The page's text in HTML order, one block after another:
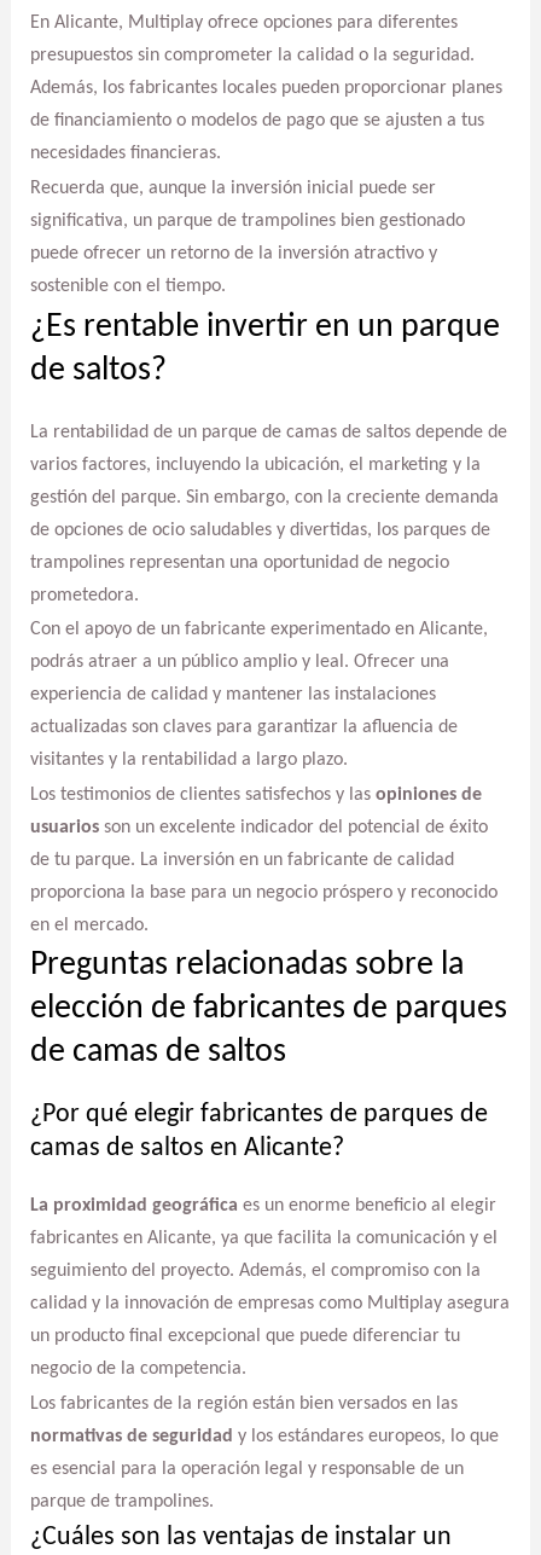
En Alicante, Multiplay ofrece opciones para diferentes
presupuestos sin comprometer la calidad o la seguridad.
Además, los fabricantes locales pueden proporcionar planes
de financiamiento o modelos de pago que se ajusten a tus
necesidades financieras.
Recuerda que, aunque la inversión inicial puede ser
significativa, un parque de trampolines bien gestionado
puede ofrecer un retorno de la inversión atractivo y
sostenible con el tiempo.
¿Es rentable invertir en un parque
de saltos?
La rentabilidad de un parque de camas de saltos depende de
varios factores, incluyendo la ubicación, el marketing y la
gestión del parque. Sin embargo, con la creciente demanda
de opciones de ocio saludables y divertidas, los parques de
trampolines representan una oportunidad de negocio
prometedora.
Con el apoyo de un fabricante experimentado en Alicante,
podrás atraer a un público amplio y leal. Ofrecer una
experiencia de calidad y mantener las instalaciones
actualizadas son claves para garantizar la afluencia de
visitantes y la rentabilidad a largo plazo.
Los testimonios de clientes satisfechos y las opiniones de
usuariosson un excelente indicador del potencial de éxito
de tu parque. La inversión en un fabricante de calidad
proporciona la base para un negocio próspero y reconocido
en el mercado.
Preguntas relacionadas sobre la
elección de fabricantes de parques
de camas de saltos
¿Por qué elegir fabricantes de parques de
camas de saltos en Alicante?
La proximidad geográfica es un enorme beneficio al elegir
fabricantes en Alicante, ya que facilita la comunicación y el
seguimiento del proyecto. Además, el compromiso con la
calidad y la innovación de empresas como Multiplay asegura
un producto final excepcional que puede diferenciar tu
negocio de la competencia.
Los fabricantes de la región están bien versados en las
normativas de seguridad y los estándares europeos, lo que
es esencial para la operación legal y responsable de un
parque de trampolines.
¿Cuáles son las ventajas de instalar un